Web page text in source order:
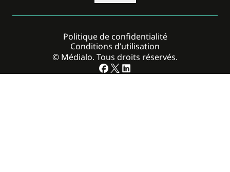
© Médialo. Tous droits réservés.
Politique de confidentialité
Conditions d’utilisation